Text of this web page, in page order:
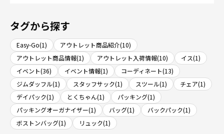
タグから探す
Easy-Go(1)
アウトレット商品紹介(10)
アウトレット商品情報(1)
アウトレット入荷情報(10)
イス(1)
イベント(36)
イベント情報(1)
コーディネート(13)
ジムダッフル(1)
スタッフサック(1) スツール(1)
チェア(1)
デイパック(1)
とくちゃん(1)
パッキング(1)
パッキングオーガナイザー(1)
バッグ(1)
バックパック(1)
ボストンバッグ(1)
リュック(1)